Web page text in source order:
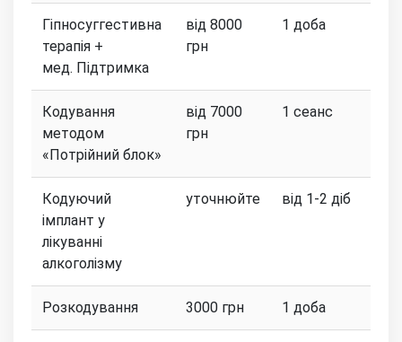
Гіпносуггестивна
терапія +
мед. Підтримка
від 8000
грн
1 доба
Кодування
методом
«Потрійний блок»
від 7000
грн
1 сеанс
Кодуючий
імплант у
лікуванні
алкоголізму
уточнюйте від 1-2 діб
Розкодування 3000 грн 1 доба